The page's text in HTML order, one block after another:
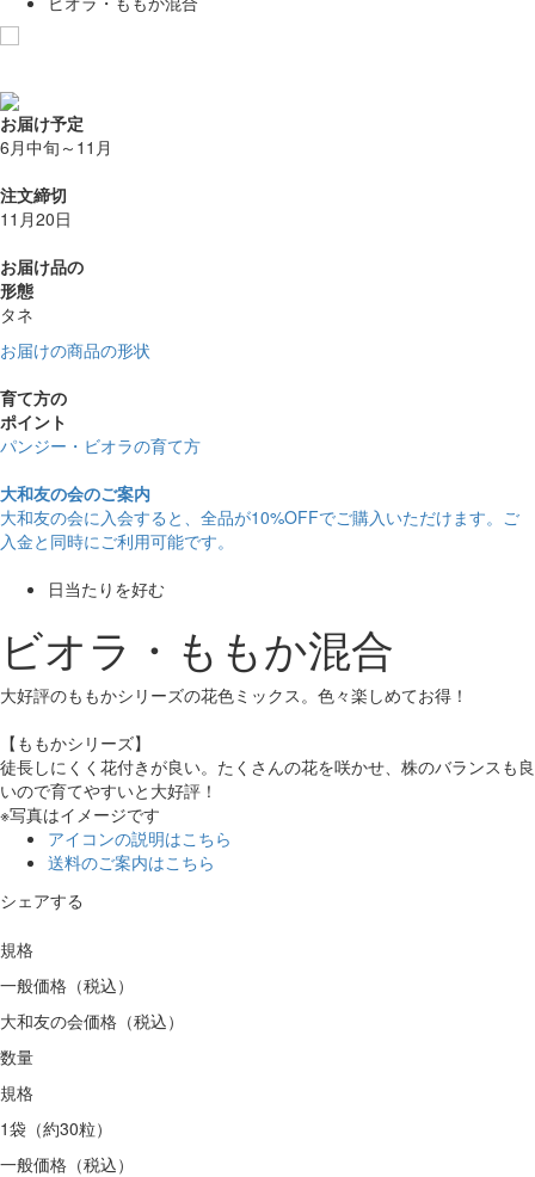
お届け予定
6月中旬～11月
注文締切
11月20日
お届け品の
形態
タネ
お届けの商品の形状
育て方の
ポイント
パンジー・ビオラの育て方
大和友の会のご案内
大和友の会に入会すると、 全品が10%OFFでご購入いただけます。ご
入金と同時にご利用可能です。
日当たりを好む
ビオラ・ももか混合
大好評のももかシリーズの花色ミックス。色々楽しめてお得！
【ももかシリーズ】
徒長しにくく花付きが良い。たくさんの花を咲かせ、株のバランスも良
いので育てやすいと大好評！
※写真はイメージです
アイコンの説明はこちら
送料のご案内はこちら
シェアする
規格
一般価格（税込）
大和友の会価格（税込）
数量
規格
1袋（約30粒）
一般価格（税込）